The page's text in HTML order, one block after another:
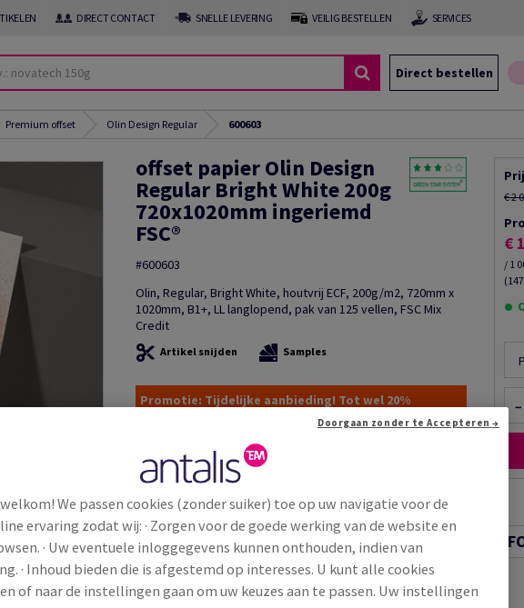
DIRECT CONTACT SNELLE LEVERING VEILIG BESTELLEN SERVICES
Direct bestellen
Premium offset Olin Design Regular 600603
offset papier Olin Design
Regular Bright White 200g
720x1020mm ingeriemd
FSC®
#600603
Olin, Regular, Bright White, houtvrij ECF, 200g/m2, 720mm x
1020mm, B1+, LL langlopend, pak van 125 vellen, FSC Mix
Credit
Artikel snijden Samples
Promotie: Tijdelijke aanbieding! Tot wel 20%
Extra productinformatie
€ 2
€
/ 1
−
TECHNISCHE INFORMATIE TECHNISCHE
een glad en natuurlijk oppervlak. Het matte
Toepassingen &
We passen cookies (zonder suiker) toe op uw navigatie voor de
ervaring zodat wij: · Zorgen voor de goede werking van de website en
· Uw eventuele inloggegevens kunnen onthouden, indien van
· Inhoud bieden die is afgestemd op interesses. U kunt alle cookies
of naar de instellingen gaan om uw keuzes aan te passen. Uw instellingen
Doorgaan zonder te Accepteren →